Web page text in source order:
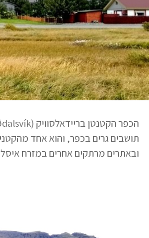
תושבים גרים בכפר, והוא אחד
ובאתרים מרתקים אחרים במזרח